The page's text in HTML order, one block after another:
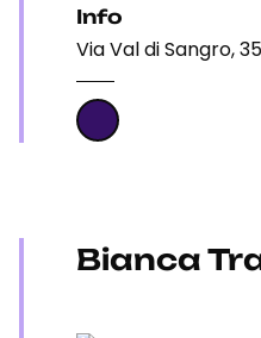
Info
Via Val di Sangro,
Bianca